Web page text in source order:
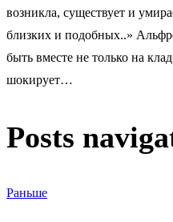
возникла, существует и
близких и подобных..»
быть вместе не только на
шокирует…
Posts
Раньше